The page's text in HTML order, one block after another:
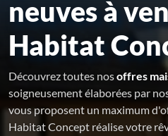
neuves à
Habitat
Découvrez toutes nosoffres
soigneusement élaborées par
vous proposent un maximum
Habitat Concept réalise votre